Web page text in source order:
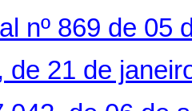
nº 869 de 05
de 21 de